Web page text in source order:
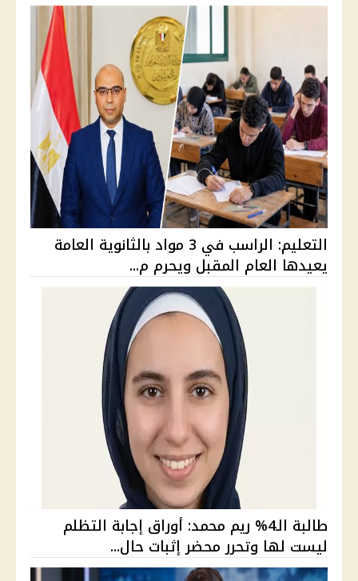
التعليم: الراسب في 3 مواد بالثانوية العامة
يعيدها العام المقبل ويحرم م...
طالبة الـ4% ريم محمد: أوراق إجابة التظلم
ليست لها وتحرر محضر إثبات حال...